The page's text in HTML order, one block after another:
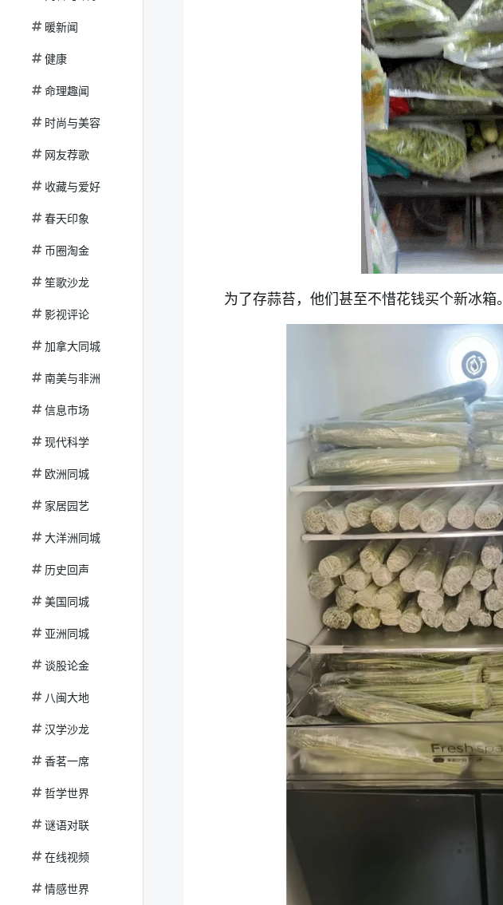
暖新闻
健康
命理趣闻
时尚与美容
网友荐歌
收藏与爱好
春天印象
币圈淘金
笙歌沙龙
影视评论
加拿大同城
南美与非洲
信息市场
现代科学
欧洲同城
家居园艺
大洋洲同城
历史回声
美国同城
亚洲同城
谈股论金
八闽大地
汉学沙龙
香茗一席
哲学世界
谜语对联
在线视频
情感世界
为了存蒜苔，他们甚至不惜花钱买个新冰箱。